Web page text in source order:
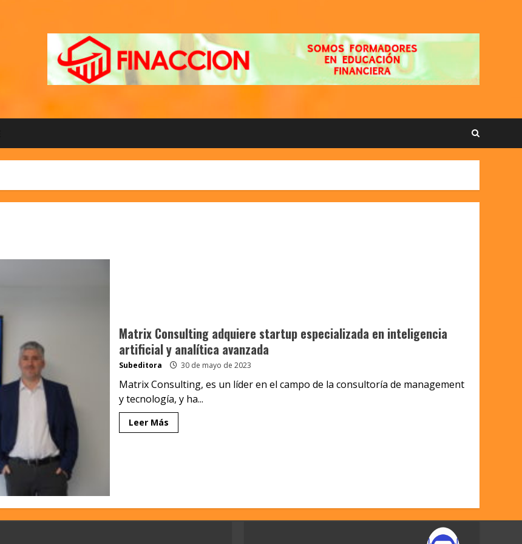
Matrix Consulting adquiere startup especializada en inteligencia
artificial y analítica avanzada
Subeditora 30 de mayo de 2023
Matrix Consulting, es un líder en el campo de la consultoría de management
y tecnología, y ha...
Leer Más